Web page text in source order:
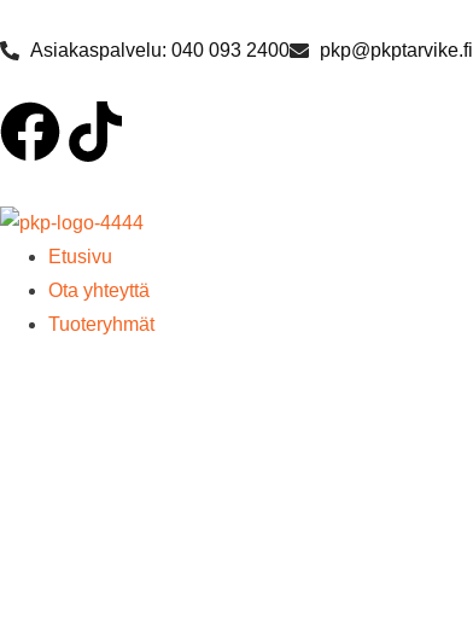
Asiakaspalvelu: 040 093 2400 pkp@pkptarvike.fi
Etusivu
Ota yhteyttä
Tuoteryhmät